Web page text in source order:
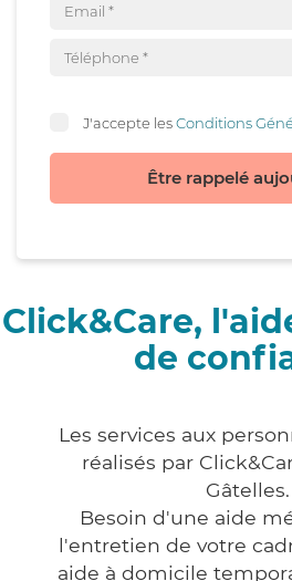
J'accepte lesConditions
Être rappelé
Click&Care,
de
Les services aux
réalisés par
Gâtelles.
Besoin d'une aide
l'entretien de votre
aide à domicile